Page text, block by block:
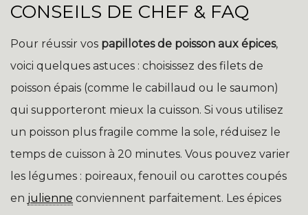
CONSEILS DE CHEF & FAQ
Pour réussir vos papillotes de poisson aux épices,
voici quelques astuces : choisissez des filets de
poisson épais (comme le cabillaud ou le saumon)
qui supporteront mieux la cuisson. Si vous utilisez
un poisson plus fragile comme la sole, réduisez le
temps de cuisson à 20 minutes. Vous pouvez varier
les légumes : poireaux, fenouil ou carottes coupés
en julienne conviennent parfaitement. Les épices